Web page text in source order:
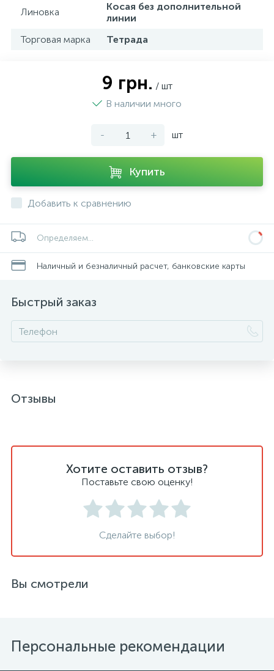
Линовка
Косая без дополнительной
линии
Торговая марка
Тетрада
9 грн. / шт
В наличии много
- + шт
Купить
Добавить к сравнению
Определяем...
Наличный и безналичный расчет, банковские карты
Быстрый заказ
Отзывы
Хотите оставить отзыв?
Поставьте свою оценку!
Сделайте выбор!
Вы смотрели
Персональные рекомендации